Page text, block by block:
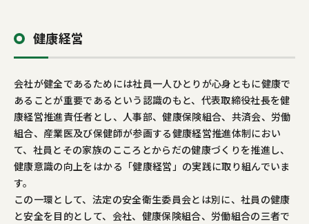
健康経営
会社が健全であるためには社員一人ひとりが心身ともに健康で
あることが重要であるという認識のもと、代表取締役社長を健
康経営推進責任者とし、人事部、健康保険組合、共済会、労働
組合、産業医及び保健師が参画する健康経営推進体制におい
て、社員とその家族のこころとからだの健康づくりを推進し、
健康意識の向上をはかる「健康経営」の実践に取り組んでいま
す。
この一環として、法定の安全衛生委員会とは別に、社員の健康
と安全を目的として、会社、健康保険組合、労働組合の三者で